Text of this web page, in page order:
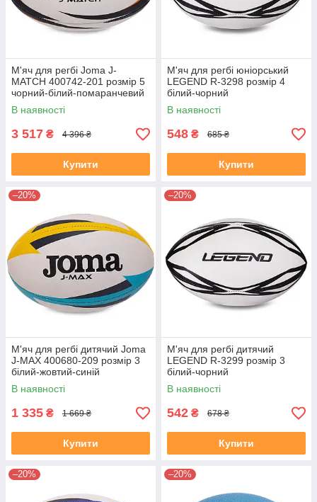
М'яч для регбі Joma J-
MATCH 400742-201 розмір 5
чорний-білий-помаранчевий
В наявності
3 517 ₴ 4 396 ₴
Купити
М'яч для регбі юніорський
LEGEND R-3298 розмір 4
білий-чорний
В наявності
548 ₴ 685 ₴
Купити
–20%
М'яч для регбі дитячий Joma
J-MAX 400680-209 розмір 3
білий-жовтий-синій
В наявності
1 335 ₴ 1 669 ₴
Купити
–20%
М'яч для регбі дитячий
LEGEND R-3299 розмір 3
білий-чорний
В наявності
542 ₴ 678 ₴
Купити
–20% –20%